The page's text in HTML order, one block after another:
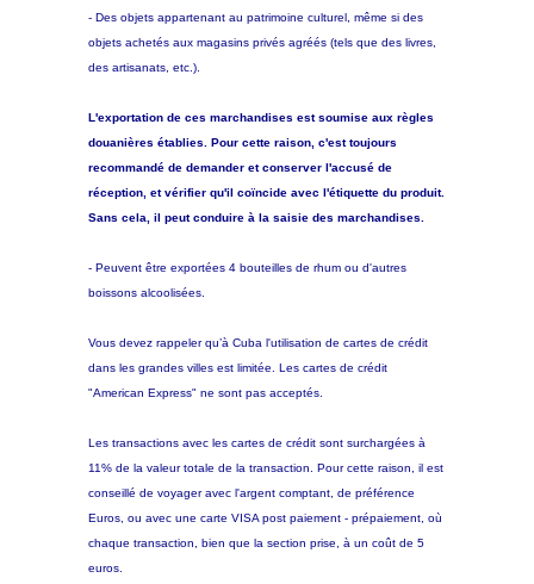
- Des objets appartenant au patrimoine culturel, même si des
objets achetés aux magasins privés agréés (tels que des livres,
des artisanats, etc.).
L'exportation de ces marchandises est soumise aux règles
douanières établies. Pour cette raison, c'est toujours
recommandé de demander et conserver l'accusé de
réception, et vérifier qu'il coïncide avec l'étiquette du produit.
Sans cela, il peut conduire à la saisie des marchandises.
- Peuvent être exportées 4 bouteilles de rhum ou d'autres
boissons alcoolisées.
Vous devez rappeler qu’à Cuba l'utilisation de cartes de crédit
dans les grandes villes est limitée. Les cartes de crédit
"American Express" ne sont pas acceptés.
Les transactions avec les cartes de crédit sont surchargées à
11% de la valeur totale de la transaction. Pour cette raison, il est
conseillé de voyager avec l'argent comptant, de préférence
Euros, ou avec une carte VISA post paiement - prépaiement, où
chaque transaction, bien que la section prise, à un coût de 5
euros.